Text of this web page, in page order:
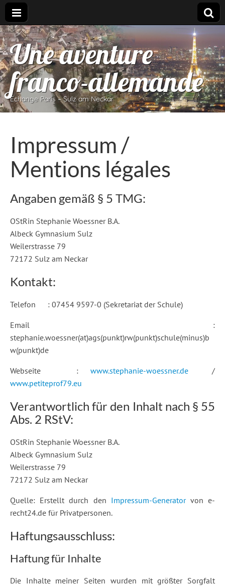
Une aventure
franco-allemande
Echange Paris – Sulz am Neckar
Impressum /
Mentions légales
Angaben gemäß § 5 TMG:
OStRin Stephanie Woessner B.A.
Albeck Gymnasium Sulz
Weilerstrasse 79
72172 Sulz am Neckar
Kontakt:
Telefon : 07454 9597-0 (Sekretariat der Schule)
Email :
stephanie.woessner(at)ags(punkt)rw(punkt)schule(minus)b
w(punkt)de
Webseite : www.stephanie-woessner.de/
www.petiteprof79.eu
Verantwortlich für den Inhalt nach § 55
Abs. 2 RStV:
OStRin Stephanie Woessner B.A.
Albeck Gymnasium Sulz
Weilerstrasse 79
72172 Sulz am Neckar
Quelle: Erstellt durch den Impressum-Generatorvon e-
recht24.de für Privatpersonen.
Haftungsausschluss:
Haftung für Inhalte
Die Inhalte meiner Seiten wurden mit größter Sorgfalt